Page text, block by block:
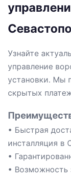
Узнайте
управление
установки. Мы
скрытых
• Быстрая
инсталляция в
•
• Возможность